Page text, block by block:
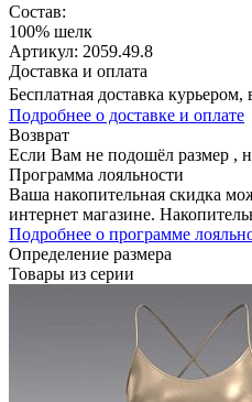
Состав:
100% шелк
Артикул: 2059.49.8
Доставка и оплата
Бесплатная доставка
Подробнее о доставке и оплате
Возврат
Если Вам не подошёл размер ,
Программа лояльности
Ваша накопительная скидка
интернет магазине.
Подробнее о программе
Определение размера
Товары из серии